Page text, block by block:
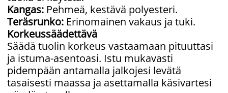
Kangas: Pehmeä, kestävä polyesteri.
Teräsrunko: Erinomainen vakaus ja tuki.
Korkeussäädettävä
Säädä tuolin korkeus vastaamaan pituuttasi
ja istuma-asentoasi. Istu mukavasti
pidempään antamalla jalkojesi levätä
tasaisesti maassa ja asettamalla käsivartesi